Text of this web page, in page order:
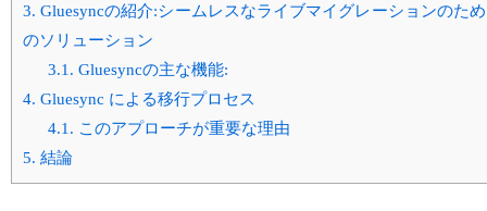
3. Gluesyncの紹介:シームレスなライブマイグレーションのため
のソリューション
3.1. Gluesyncの主な機能:
4. Gluesync による移行プロセス
4.1. このアプローチが重要な理由
5. 結論